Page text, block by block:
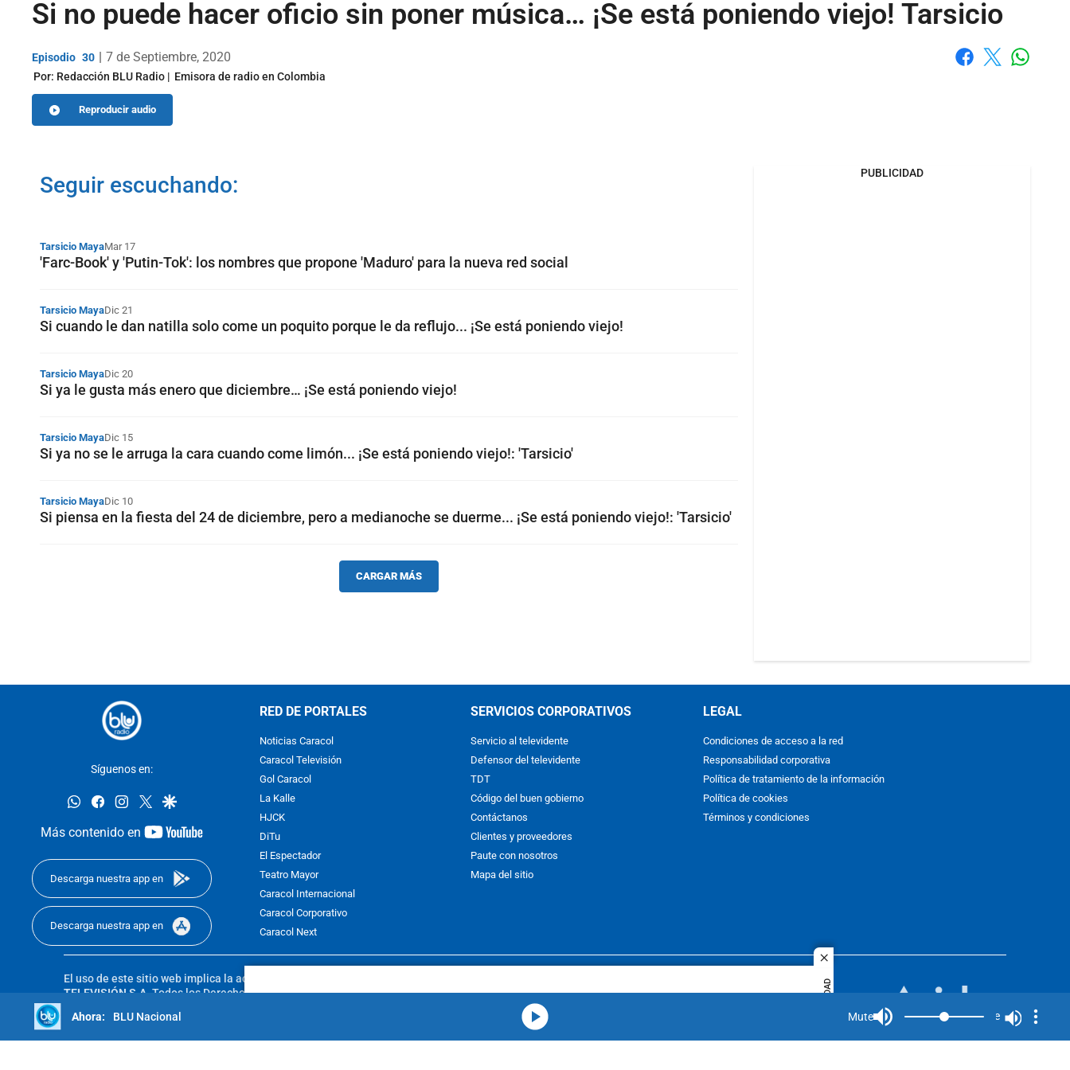
close
PUBLICIDAD
Si no puede hacer oficio sin poner música… ¡Se está poniendo viejo! Tarsicio
30 | 7 de Septiembre, 2020
Por: Redacción BLU Radio Emisora de radio en Colombia
Reproducir audio
Seguir escuchando:
Tarsicio MayaMar 17
'Farc-Book' y 'Putin-Tok': los nombres que propone 'Maduro' para la nueva red social
Tarsicio MayaDic 21
Si cuando le dan natilla solo come un poquito porque le da reflujo... ¡Se está poniendo viejo!
Tarsicio MayaDic 20
Si ya le gusta más enero que diciembre… ¡Se está poniendo viejo!
Tarsicio MayaDic 15
Si ya no se le arruga la cara cuando come limón... ¡Se está poniendo viejo!: 'Tarsicio'
Tarsicio MayaDic 10
Si piensa en la fiesta del 24 de diciembre, pero a medianoche se duerme... ¡Se está poniendo viejo!: 'Tarsicio'
CARGAR MÁS
PUBLICIDAD
Síguenos en:
whatsappfacebookinstagram
twittergoogle
Más contenido en
youtube-
Descarga nuestra app en
Descarga nuestra app en
RED DE PORTALES
Noticias Caracol
Caracol Televisión
Gol Caracol
La Kalle
HJCK
DiTu
El Espectador
Teatro Mayor
Caracol Internacional
Caracol Corporativo
Caracol Next
SERVICIOS CORPORATIVOS
Servicio al televidente
Defensor del televidente
TDT
Código del buen gobierno
Contáctanos
Clientes y proveedores
Paute con nosotros
Mapa del sitio
LEGAL
Condiciones de acceso a la red
Responsabilidad corporativa
Política de tratamiento de la información
Política de cookies
Términos y condiciones
El uso de este sitio web implica la aceptación de los
TELEVISIÓN S.A.Todos los Derechos Reservados D.R.A. Prohibida su reproducción total o parcial, así como su traducción a cualquier idioma
sin autorización escrita de su titular. Reproduction in whole or in part, or translation without written permission is prohibited. All rights
reserved 2025.BLU Nacional
Mute Mute